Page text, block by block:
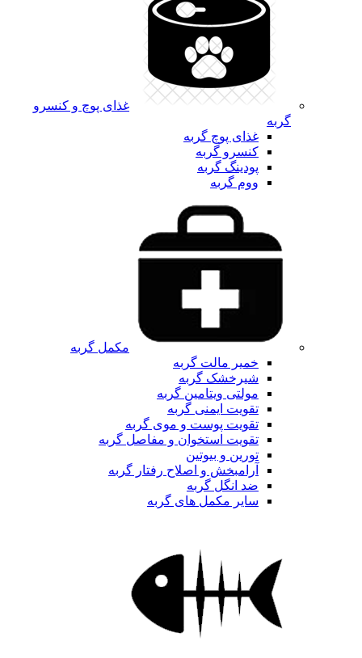
غذای پوچ و کنسرو
گربه
غذای پوچ گربه
کنسرو گربه
پودینگ گربه
ووم گربه
مکمل گربه
خمیر مالت گربه
شیرخشک گربه
مولتی ویتامین گربه
تقویت ایمنی گربه
تقویت پوست و موی گربه
تقویت استخوان و مفاصل گربه
تورین و بیوتین
آرامبخش و اصلاح رفتار گربه
ضد انگل گربه
سایر مکمل های گربه